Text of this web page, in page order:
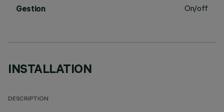
Gestion On/off
INSTALLATION
DESCRIPTION